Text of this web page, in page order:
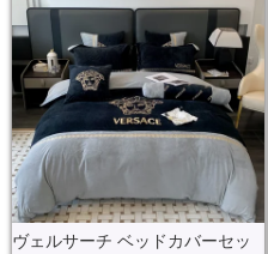
ヴェルサーチ ベッドカバーセッ